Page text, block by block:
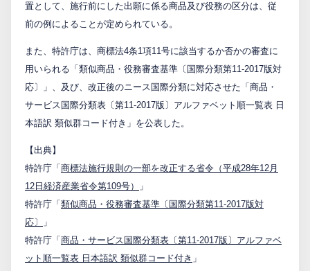
採用サイト
お問い合わせ
日本語 English
置として、施行前にした出願に係る商品及び役務の区分は、従
前の例によることが定められている。
また、特許庁は、商標法4条1項11号に該当するか否かの審査に
用いられる「類似商品・役務審査基準〔国際分類第11-2017版対
応〕」、及び、改正後のニース国際分類に対応させた「商品・
サービス国際分類表〔第11-2017版〕アルファベット順一覧表 日
本語訳 類似群コード付き」を公表した。
【出典】
特許庁「 商標法施行規則の一部を改正する省令（平成28年12月
12日経済産業省令第109号）
」
特許庁「 類似商品・役務審査基準〔国際分類第11-2017版対
応〕
」
特許庁「 商品・サービス国際分類表〔第11-2017版〕アルファベ
ット順一覧表 日本語訳 類似群コード付き 」